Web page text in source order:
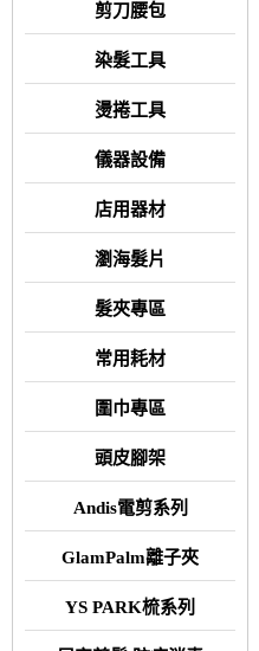
剪刀腰包
染髮工具
燙捲工具
儀器設備
店用器材
瀏海髮片
髮夾專區
常用耗材
圍巾專區
頭皮腳架
Andis電剪系列
GlamPalm離子夾
YS PARK梳系列